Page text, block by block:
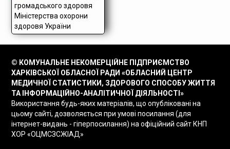
© КОМУНАЛЬНЕ НЕКОМЕРЦІЙНЕ ПІДПРИЄМСТВО
ХАРКІВСЬКОЇ ОБЛАСНОЇ РАДИ «ОБЛАСНИЙ ЦЕНТР
МЕДИЧНОЇ СТАТИСТИКИ, ЗДОРОВОГО СПОСОБУ ЖИТТЯ
ТА ІНФОРМАЦІЙНО-АНАЛІТИЧНОЇ ДІЯЛЬНОСТІ»
Використання будь-яких матеріалів, що опубліковані на
цьому сайті, дозволяється при умові посилання (для
інтернет-видань - гіперпосилання) на офіційний сайт КНП
ХОР «ОЦМСЗСЖІАД»